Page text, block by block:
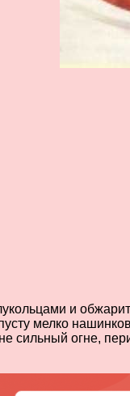
и
мелко
сильный огне,